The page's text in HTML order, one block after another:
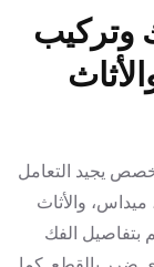
وتركيب
يجيد التعامل
ميداس، والأثاث
بتفاصيل الفك